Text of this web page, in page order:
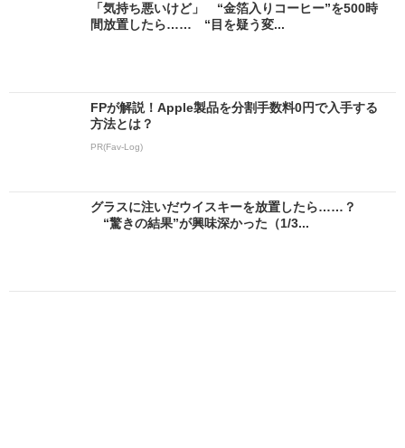
「気持ち悪いけど」 “金箔入りコーヒー”を500時
間放置したら…… “目を疑う変...
FPが解説！Apple製品を分割手数料0円で入手する
方法とは？
PR(Fav-Log)
グラスに注いだウイスキーを放置したら……？
“驚きの結果”が興味深かった（1/3...